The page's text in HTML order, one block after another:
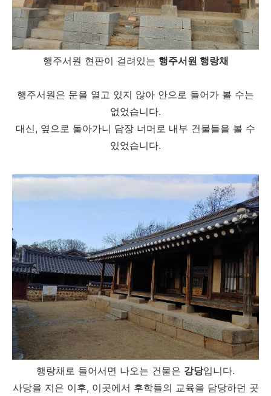
행주서원 현판이 걸려있는 행주서원 행랑채
행주서원은 문을 열고 있지 않아 안으로 들어가 볼 수는
없었습니다.
대신, 옆으로 돌아가니 담장 너머로 내부 건물들을 볼 수
있었습니다.
행랑채로 들어서면 나오는 건물은 강당입니다.
사당을 지은 이후, 이곳에서 후학들의 교육을 담당하던 곳